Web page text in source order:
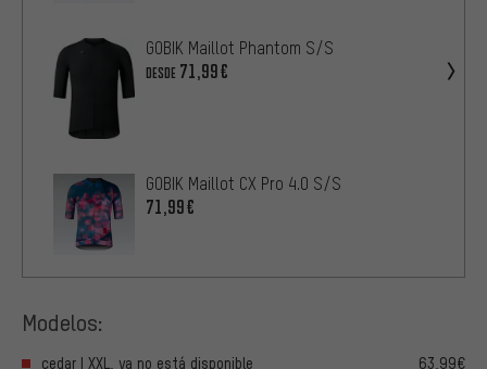
GOBIK Maillot Phantom S/S
DESDE 71,99€
GOBIK Maillot CX Pro 4.0 S/S
71,99€
Modelos:
cedar | XXL, ya no está disponible
63,99€